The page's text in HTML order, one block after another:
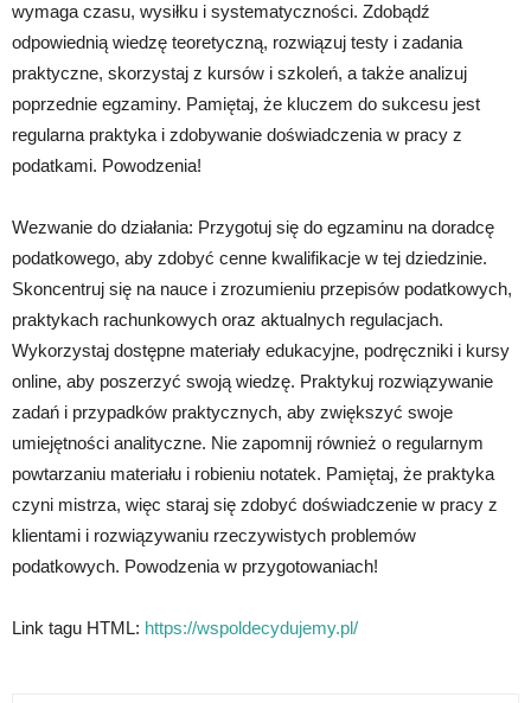
wymaga czasu, wysiłku i systematyczności. Zdobądź
odpowiednią wiedzę teoretyczną, rozwiązuj testy i zadania
praktyczne, skorzystaj z kursów i szkoleń, a także analizuj
poprzednie egzaminy. Pamiętaj, że kluczem do sukcesu jest
regularna praktyka i zdobywanie doświadczenia w pracy z
podatkami. Powodzenia!
Wezwanie do działania: Przygotuj się do egzaminu na doradcę
podatkowego, aby zdobyć cenne kwalifikacje w tej dziedzinie.
Skoncentruj się na nauce i zrozumieniu przepisów podatkowych,
praktykach rachunkowych oraz aktualnych regulacjach.
Wykorzystaj dostępne materiały edukacyjne, podręczniki i kursy
online, aby poszerzyć swoją wiedzę. Praktykuj rozwiązywanie
zadań i przypadków praktycznych, aby zwiększyć swoje
umiejętności analityczne. Nie zapomnij również o regularnym
powtarzaniu materiału i robieniu notatek. Pamiętaj, że praktyka
czyni mistrza, więc staraj się zdobyć doświadczenie w pracy z
klientami i rozwiązywaniu rzeczywistych problemów
podatkowych. Powodzenia w przygotowaniach!
Link tagu HTML: https://wspoldecydujemy.pl/